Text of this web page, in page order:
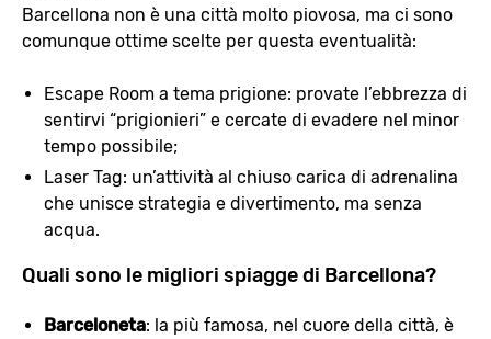
Barcellona non è una città molto piovosa, ma ci sono
comunque ottime scelte per questa eventualità:
Escape Room a tema prigione: provate l’ebbrezza di
sentirvi “prigionieri” e cercate di evadere nel minor
tempo possibile;
Laser Tag: un’attività al chiuso carica di adrenalina
che unisce strategia e divertimento, ma senza
acqua.
Quali sono le migliori spiagge di Barcellona?
Barceloneta: la più famosa, nel cuore della città, è